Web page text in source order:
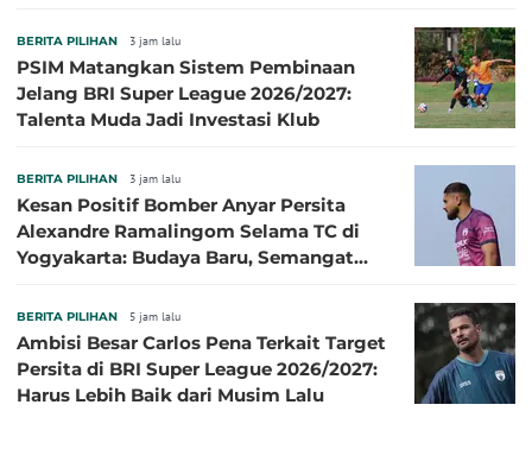
BERITA PILIHAN 3 jam lalu
PSIM Matangkan Sistem Pembinaan
Jelang BRI Super League 2026/2027:
Talenta Muda Jadi Investasi Klub
BERITA PILIHAN 3 jam lalu
Kesan Positif Bomber Anyar Persita
Alexandre Ramalingom Selama TC di
Yogyakarta: Budaya Baru, Semangat
BERITA PILIHAN 5 jam lalu
Ambisi Besar Carlos Pena Terkait Target
Persita di BRI Super League 2026/2027:
Harus Lebih Baik dari Musim Lalu